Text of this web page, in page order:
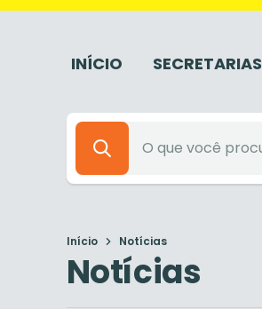
INÍCIO SECRETARIAS
Início Notícias
Notícias